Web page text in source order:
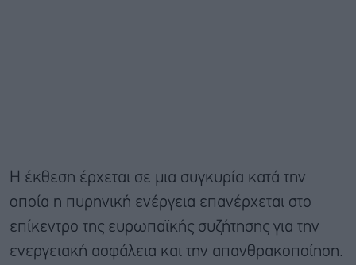
Η έκθεση έρχεται σε μια συγκυρία κατά την
οποία η πυρηνική ενέργεια επανέρχεται στο
επίκεντρο της ευρωπαϊκής συζήτησης για την
ενεργειακή ασφάλεια και την απανθρακοποίηση.